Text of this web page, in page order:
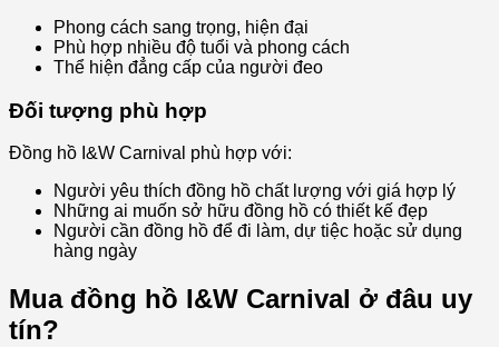
Phong cách sang trọng, hiện đại
Phù hợp nhiều độ tuổi và phong cách
Thể hiện đẳng cấp của người đeo
Đối tượng phù hợp
Đồng hồ I&W Carnival phù hợp với:
Người yêu thích đồng hồ chất lượng với giá hợp lý
Những ai muốn sở hữu đồng hồ có thiết kế đẹp
Người cần đồng hồ để đi làm, dự tiệc hoặc sử dụng
hàng ngày
Mua đồng hồ I&W Carnival ở đâu uy
tín?